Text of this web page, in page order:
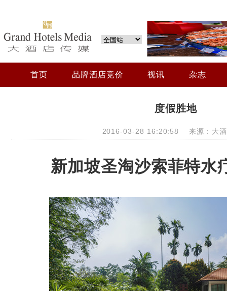
首页 品牌酒店竞价 视讯 杂志
度假胜地
2016-03-28 16:20:58 来源：大酒
新加坡圣淘沙索菲特水